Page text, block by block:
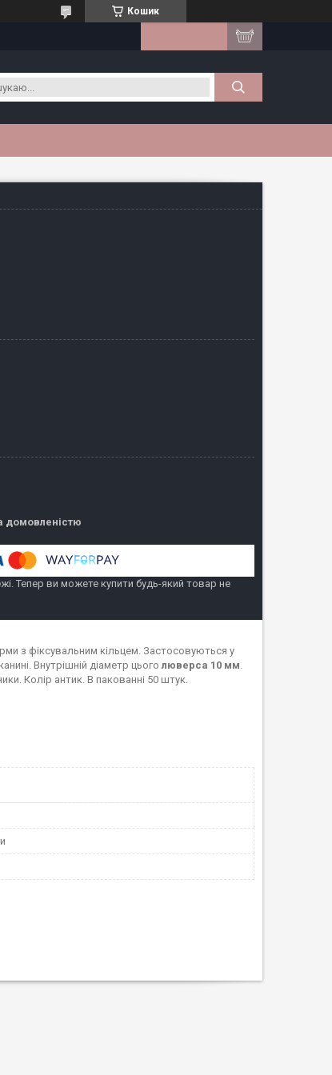
Кошик
домовленістю
Тепер ви можете купити будь-який товар не
з фіксувальним кільцем. Застосовуються у
Внутрішній діаметр цього люверса 10 мм
Колір антик. В пакованні 50 штук.